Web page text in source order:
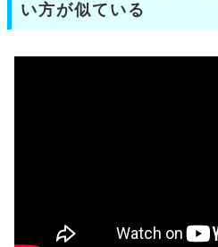
い方が似ている